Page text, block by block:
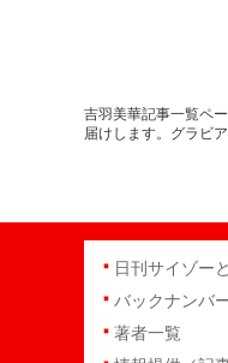
吉羽美華記事一覧ペ
届けします。グラビ
日刊サイゾー
バックナンバ
著者一覧